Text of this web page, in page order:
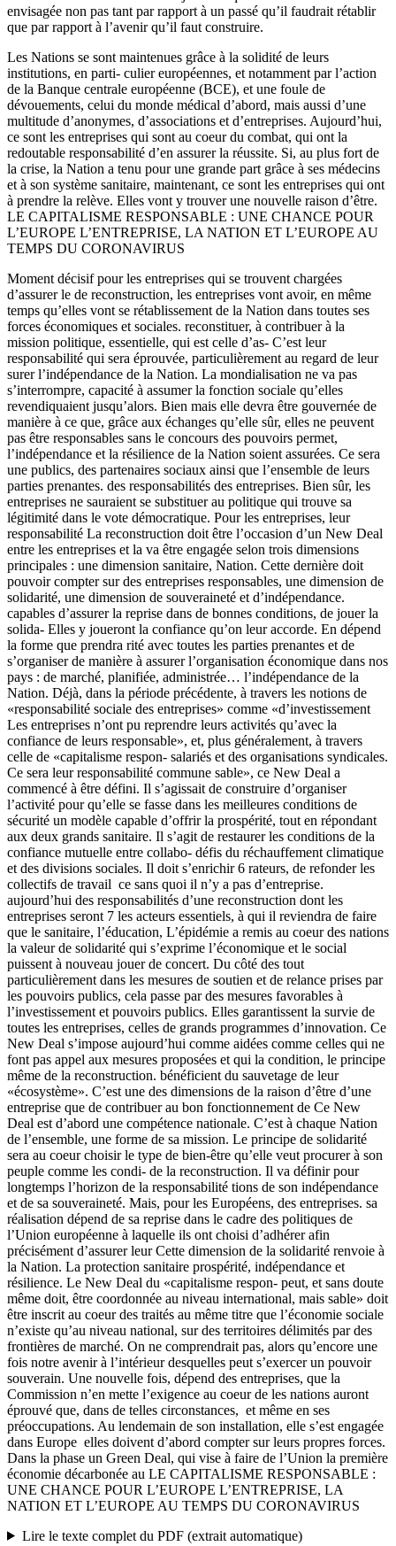
envisagée non pas tant par rapport à un passé qu’il faudrait rétablir
que par rapport à l’avenir qu’il faut construire.
Les Nations se sont maintenues grâce à la solidité de leurs
institutions, en parti- culier européennes, et notamment par l’action
de la Banque centrale européenne (BCE), et une foule de
dévouements, celui du monde médical d’abord, mais aussi d’une
multitude d’anonymes, d’associations et d’entreprises. Aujourd’hui,
ce sont les entreprises qui sont au coeur du combat, qui ont la
redoutable responsabilité d’en assurer la réussite. Si, au plus fort de
la crise, la Nation a tenu pour une grande part grâce à ses médecins
et à son système sanitaire, maintenant, ce sont les entreprises qui ont
à prendre la relève. Elles vont y trouver une nouvelle raison d’être.
LE CAPITALISME RESPONSABLE : UNE CHANCE POUR
L’EUROPE L’ENTREPRISE, LA NATION ET L’EUROPE AU
TEMPS DU CORONAVIRUS
Moment décisif pour les entreprises qui se trouvent chargées
d’assurer le de reconstruction, les entreprises vont avoir, en même
temps qu’elles vont se rétablissement de la Nation dans toutes ses
forces économiques et sociales. reconstituer, à contribuer à la
mission politique, essentielle, qui est celle d’as- C’est leur
responsabilité qui sera éprouvée, particulièrement au regard de leur
surer l’indépendance de la Nation. La mondialisation ne va pas
s’interrompre, capacité à assumer la fonction sociale qu’elles
revendiquaient jusqu’alors. Bien mais elle devra être gouvernée de
manière à ce que, grâce aux échanges qu’elle sûr, elles ne peuvent
pas être responsables sans le concours des pouvoirs permet,
l’indépendance et la résilience de la Nation soient assurées. Ce sera
une publics, des partenaires sociaux ainsi que l’ensemble de leurs
parties prenantes. des responsabilités des entreprises. Bien sûr, les
entreprises ne sauraient se substituer au politique qui trouve sa
légitimité dans le vote démocratique. Pour les entreprises, leur
responsabilité La reconstruction doit être l’occasion d’un New Deal
entre les entreprises et la va être engagée selon trois dimensions
principales : une dimension sanitaire, Nation. Cette dernière doit
pouvoir compter sur des entreprises responsables, une dimension de
solidarité, une dimension de souveraineté et d’indépendance.
capables d’assurer la reprise dans de bonnes conditions, de jouer la
solida- Elles y joueront la confiance qu’on leur accorde. En dépend
la forme que prendra rité avec toutes les parties prenantes et de
s’organiser de manière à assurer l’organisation économique dans nos
pays : de marché, planifiée, administrée… l’indépendance de la
Nation. Déjà, dans la période précédente, à travers les notions de
«responsabilité sociale des entreprises» comme «d’investissement
Les entreprises n’ont pu reprendre leurs activités qu’avec la
confiance de leurs responsable», et, plus généralement, à travers
celle de «capitalisme respon- salariés et des organisations syndicales.
Ce sera leur responsabilité commune sable», ce New Deal a
commencé à être défini. Il s’agissait de construire d’organiser
l’activité pour qu’elle se fasse dans les meilleures conditions de
sécurité un modèle capable d’offrir la prospérité, tout en répondant
aux deux grands sanitaire. Il s’agit de restaurer les conditions de la
confiance mutuelle entre collabo- défis du réchauffement climatique
et des divisions sociales. Il doit s’enrichir 6 rateurs, de refonder les
collectifs de travail ­ ce sans quoi il n’y a pas d’entreprise.
aujourd’hui des responsabilités d’une reconstruction dont les
entreprises seront 7 les acteurs essentiels, à qui il reviendra de faire
que le sanitaire, l’éducation, L’épidémie a remis au coeur des nations
la valeur de solidarité qui s’exprime l’économique et le social
puissent à nouveau jouer de concert. Du côté des tout
particulièrement dans les mesures de soutien et de relance prises par
les pouvoirs publics, cela passe par des mesures favorables à
l’investissement et pouvoirs publics. Elles garantissent la survie de
toutes les entreprises, celles de grands programmes d’innovation. Ce
New Deal s’impose aujourd’hui comme aidées comme celles qui ne
font pas appel aux mesures proposées et qui la condition, le principe
même de la reconstruction. bénéficient du sauvetage de leur
«écosystème». C’est une des dimensions de la raison d’être d’une
entreprise que de contribuer au bon fonctionnement de Ce New
Deal est d’abord une compétence nationale. C’est à chaque Nation
de l’ensemble, une forme de sa mission. Le principe de solidarité
sera au coeur choisir le type de bien-être qu’elle veut procurer à son
peuple comme les condi- de la reconstruction. Il va définir pour
longtemps l’horizon de la responsabilité tions de son indépendance
et de sa souveraineté. Mais, pour les Européens, des entreprises. sa
réalisation dépend de sa reprise dans le cadre des politiques de
l’Union européenne à laquelle ils ont choisi d’adhérer afin
précisément d’assurer leur Cette dimension de la solidarité renvoie à
la Nation. La protection sanitaire prospérité, indépendance et
résilience. Le New Deal du «capitalisme respon- peut, et sans doute
même doit, être coordonnée au niveau international, mais sable» doit
être inscrit au coeur des traités au même titre que l’économie sociale
n’existe qu’au niveau national, sur des territoires délimités par des
frontières de marché. On ne comprendrait pas, alors qu’encore une
fois notre avenir à l’intérieur desquelles peut s’exercer un pouvoir
souverain. Une nouvelle fois, dépend des entreprises, que la
Commission n’en mette l’exigence au coeur de les nations auront
éprouvé que, dans de telles circonstances, ­ et même en ses
préoccupations. Au lendemain de son installation, elle s’est engagée
dans Europe ­ elles doivent d’abord compter sur leurs propres forces.
Dans la phase un Green Deal, qui vise à faire de l’Union la première
économie décarbonée au LE CAPITALISME RESPONSABLE :
UNE CHANCE POUR L’EUROPE L’ENTREPRISE, LA
NATION ET L’EUROPE AU TEMPS DU CORONAVIRUS
Lire le texte complet du PDF (extrait automatique)